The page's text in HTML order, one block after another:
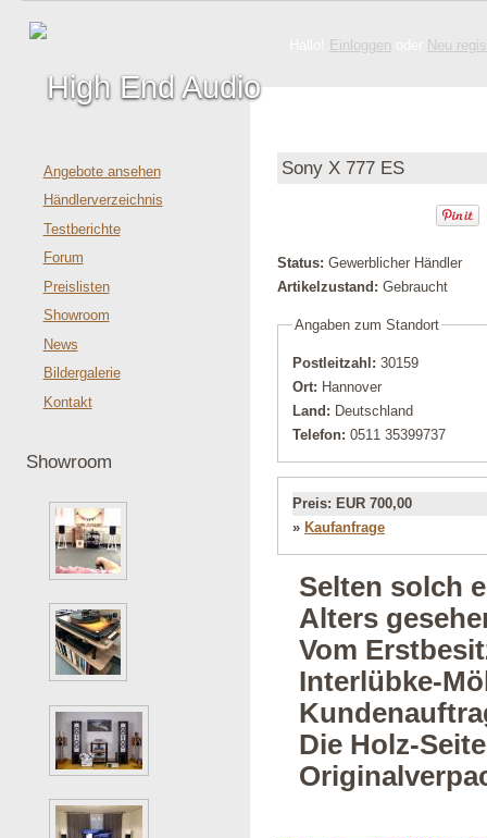
Einloggen Neu
Angebote ansehen
Händlerverzeichnis
Testberichte
Forum
Preislisten
Showroom
News
Bildergalerie
Kontakt
Showroom
Sony X 777 ES
Status: Gewerblicher Händler
Artikelzustand: Gebraucht
Angaben zum Standort
Postleitzahl: 30159
Ort: Hannover
Land: Deutschland
Telefon: 0511 35399737
Preis: EUR 700,00
» Kaufanfrage
Selten solch
Alters
Vom
Interlübke-
Die Holz-